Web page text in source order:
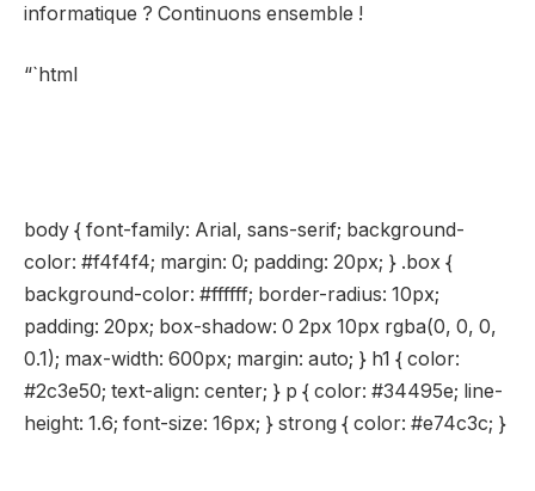
informatique ? Continuons ensemble !
“`html
body { font-family: Arial, sans-serif; background-
color: #f4f4f4; margin: 0; padding: 20px; } .box {
background-color: #ffffff; border-radius: 10px;
padding: 20px; box-shadow: 0 2px 10px rgba(0, 0, 0,
0.1); max-width: 600px; margin: auto; } h1 { color:
#2c3e50; text-align: center; } p { color: #34495e; line-
height: 1.6; font-size: 16px; } strong { color: #e74c3c; }